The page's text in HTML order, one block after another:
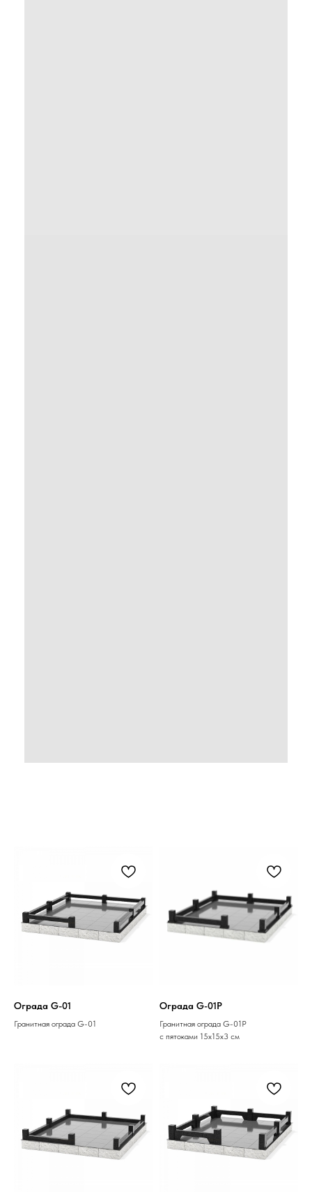
Ограда G-01
Гранитная ограда G-01
Ограда G-01P
Гранитная ограда G-01P
с пятоками 15х15х3 см